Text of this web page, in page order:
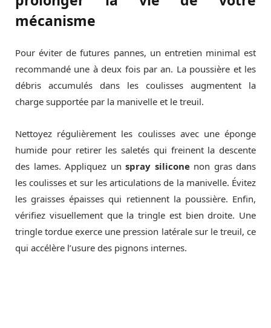
mécanisme
Pour éviter de futures pannes, un entretien minimal est
recommandé une à deux fois par an. La poussière et les
débris accumulés dans les coulisses augmentent la
charge supportée par la manivelle et le treuil.
Nettoyez régulièrement les coulisses avec une éponge
humide pour retirer les saletés qui freinent la descente
des lames. Appliquez un spray siliconenon gras dans
les coulisses et sur les articulations de la manivelle. Évitez
les graisses épaisses qui retiennent la poussière. Enfin,
vérifiez visuellement que la tringle est bien droite. Une
tringle tordue exerce une pression latérale sur le treuil, ce
qui accélère l’usure des pignons internes.